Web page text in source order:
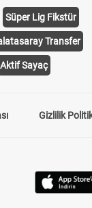
Süper Lig Fikstür
Transfer
Aktif Sayaç
Gizlilik